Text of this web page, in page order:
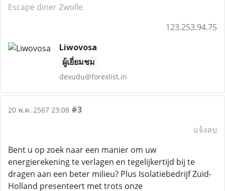
Escape diner Zwolle
123.253.94.75
Liwovosa
ผู้เยี่ยมชม
dexudu@forexlist.in
20 พ.ค. 2567 23:08 #3
แจ้งลบ
Bent u op zoek naar een manier om uw
energierekening te verlagen en tegelijkertijd bij te
dragen aan een beter milieu? Plus Isolatiebedrijf Zuid-
Holland presenteert met trots onze